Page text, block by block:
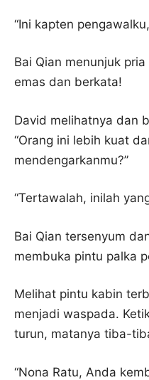
“Ini kapten
Bai Qian menunjuk
emas dan berkata!
David melihatnya dan
“Orang ini lebih kuat
mendengarkanmu?”
“Tertawalah, inilah
Bai Qian tersenyum
membuka pintu palka
Melihat pintu kabin
menjadi waspada.
turun, matanya tiba-
“Nona Ratu, Anda